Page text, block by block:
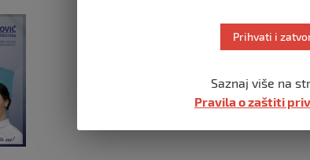
Prihvati i
Saznaj više na
Pravila o zaštiti